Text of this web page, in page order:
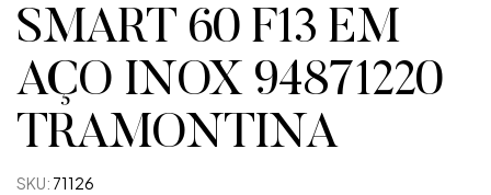
SMART 60 F13 EM
AÇO INOX 94871220
TRAMONTINA
SKU: 71126